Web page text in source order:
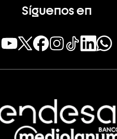
Síguenos en